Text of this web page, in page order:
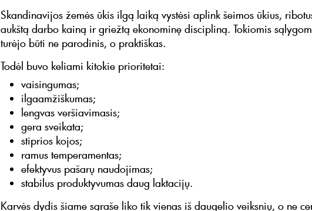
Skandinavijos žemės ūkis ilgą laiką vystėsi aplink šeimos ūkius,
aukštą darbo kainą ir griežtą ekonominę discipliną. Tokiomis
turėjo būti ne parodinis, o praktiškas.
Todėl buvo keliami kitokie prioritetai:
vaisingumas;
ilgaamžiškumas;
lengvas veršiavimasis;
gera sveikata;
stiprios kojos;
ramus temperamentas;
efektyvus pašarų naudojimas;
stabilus produktyvumas daug laktacijų.
Karvės dydis šiame sąraše liko tik vienas iš daugelio veiksnių, o ne